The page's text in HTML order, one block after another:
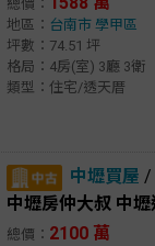
總價：
地區： 台南市 學甲區
坪數：74.51 坪
格局：4房(室) 3廳 3衛
類型：住宅/透天厝
中壢買屋 /
中壢房仲大叔 中
總價： 2100 萬